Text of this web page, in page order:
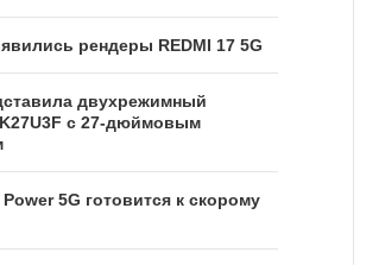
рендеры REDMI 17 5G
двухрежимный
с 27-дюймовым
Power 5G готовится к скорому